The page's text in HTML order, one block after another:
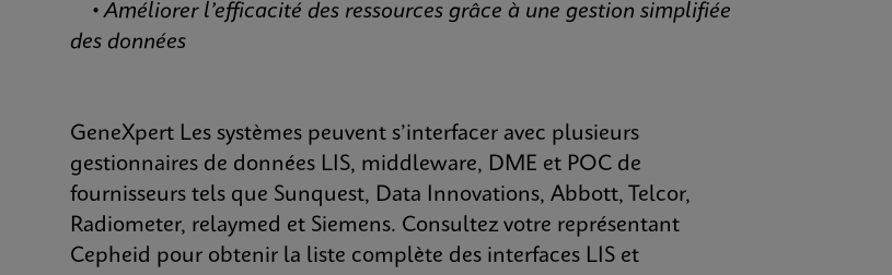
• Améliorer l’efficacité des ressources grâce à une gestion simplifiée
des données
GeneXpert Les systèmes peuvent s’interfacer avec plusieurs
gestionnaires de données LIS, middleware, DME et POC de
fournisseurs tels que Sunquest, Data Innovations, Abbott, Telcor,
Radiometer, relaymed et Siemens. Consultez votre représentant
Cepheid pour obtenir la liste complète des interfaces LIS et